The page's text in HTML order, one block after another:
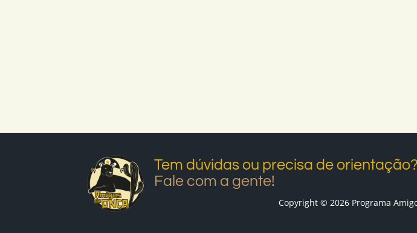
Tem dúvidas ou precisa de orientação?
Fale com a gente!
Copyright © 2026 Programa